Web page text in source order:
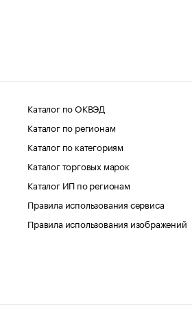
Каталог по ОКВЭД
Каталог по регионам
Каталог по категориям
Каталог торговых марок
Каталог ИП по регионам
Правила использования сервиса
Правила использования изображений